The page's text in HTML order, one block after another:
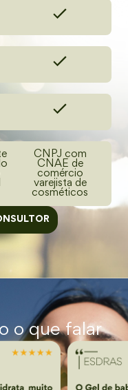
CNPJ com
CNAE de
comércio
varejista de
cosméticos
o que falar